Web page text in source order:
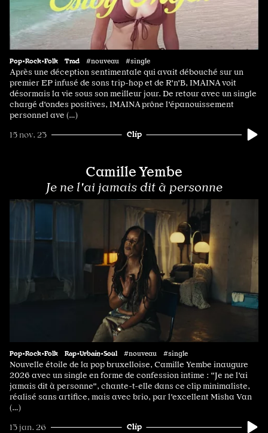
Pop•Rock•Folk Trad #nouveau #single
Après une déception sentimentale qui avait débouché sur un
premier EP infusé de sons trip-hop et de R'n'B, IMAINA voit
désormais la vie sous son meilleur jour. De retour avec un single
chargé d'ondes positives, IMAINA prône l'épanouissement
personnel ave (…)
15 nov. 23 Clip
Camille Yembe
Je ne l'ai jamais dit à personne
Pop•Rock•Folk Rap•Urbain•Soul #nouveau #single
Nouvelle étoile de la pop bruxelloise, Camille Yembe inaugure
2026 avec un single en forme de confession intime : "Je ne l'ai
jamais dit à personne", chante-t-elle dans ce clip minimaliste,
réalisé sans artifice, mais avec brio, par l'excellent Misha Van
(…)
13 jan. 26 Clip